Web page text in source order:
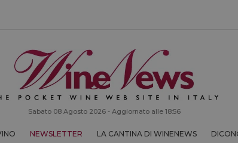
Sabato 08 Agosto 2026 - Aggiornato alle 18:56
NEWSLETTER LA CANTINA DI WINENEWS